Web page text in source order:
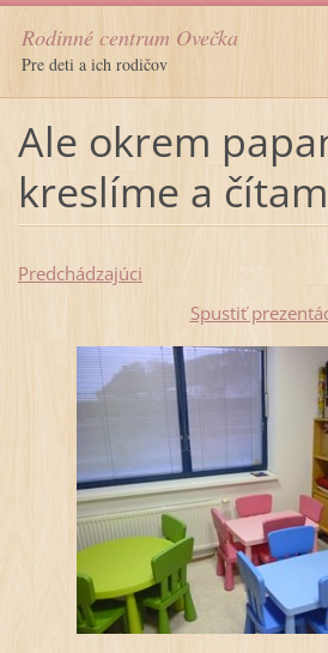
Rodinné centrum Ovečka
Pre deti a ich rodičov
Ale okrem
kreslíme a
Predchádzajúci
Spustiť